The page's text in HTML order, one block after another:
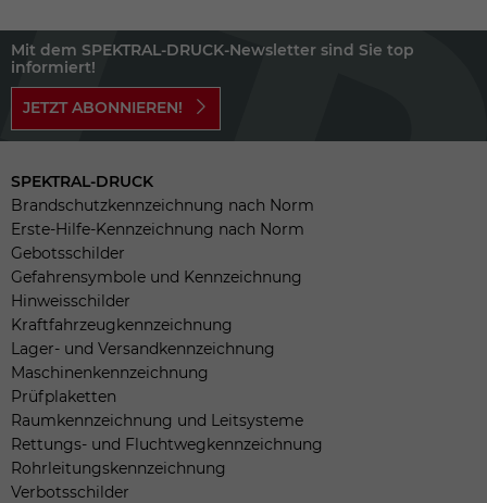
Mit dem SPEKTRAL-DRUCK-Newsletter sind Sie top
informiert!
JETZT ABONNIEREN!
SPEKTRAL-DRUCK
Brandschutzkennzeichnung nach Norm
Erste-Hilfe-Kennzeichnung nach Norm
Gebotsschilder
Gefahrensymbole und Kennzeichnung
Hinweisschilder
Kraftfahrzeugkennzeichnung
Lager- und Versandkennzeichnung
Maschinenkennzeichnung
Prüfplaketten
Raumkennzeichnung und Leitsysteme
Rettungs- und Fluchtwegkennzeichnung
Rohrleitungskennzeichnung
Verbotsschilder